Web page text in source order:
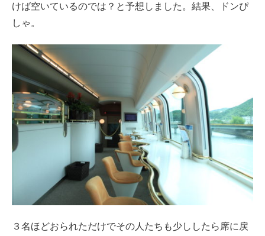
けば空いているのでは？と予想しました。結果、ドンぴ
しゃ。
３名ほどおられただけでその人たちも少ししたら席に戻